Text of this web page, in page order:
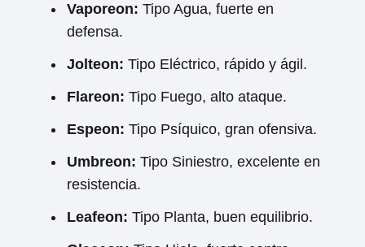
Vaporeon: Tipo Agua, fuerte en
defensa.
Jolteon: Tipo Eléctrico, rápido y ágil.
Flareon: Tipo Fuego, alto ataque.
Espeon: Tipo Psíquico, gran ofensiva.
Umbreon: Tipo Siniestro, excelente en
resistencia.
Leafeon: Tipo Planta, buen equilibrio.